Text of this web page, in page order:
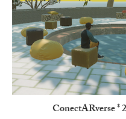
ConectARverse *